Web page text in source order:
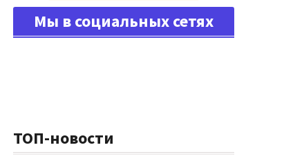
Мы в социальных сетях
ТОП-новости